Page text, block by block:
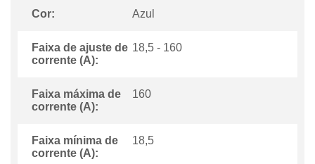
Cor: Azul
Faixa de ajuste de
corrente (A):
18,5 - 160
Faixa máxima de
corrente (A):
160
Faixa mínima de
corrente (A):
18,5